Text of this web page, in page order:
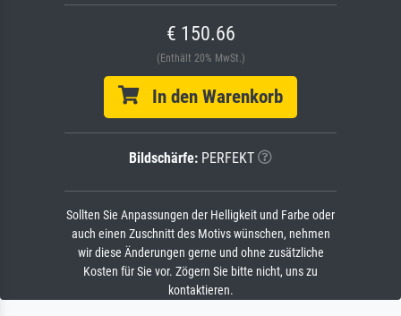
€ 150.66
(Enthält 20% MwSt.)
In den Warenkorb
Bildschärfe: PERFEKT
Sollten Sie Anpassungen der Helligkeit und Farbe oder
auch einen Zuschnitt des Motivs wünschen, nehmen
wir diese Änderungen gerne und ohne zusätzliche
Kosten für Sie vor. Zögern Sie bitte nicht, uns zu
kontaktieren.